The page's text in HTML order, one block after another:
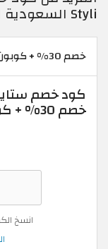
Styli السعودية لغاية 30%
خصم 30% + كوبون إضافي
خصم 30% + كوبون إضافي
انسخ